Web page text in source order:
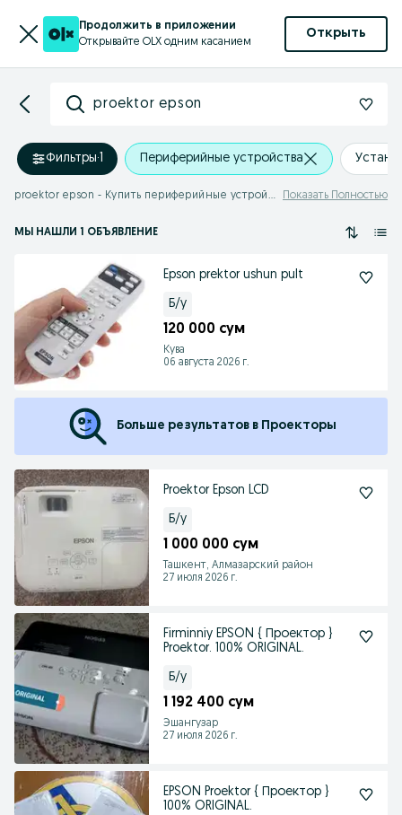
Продолжить в приложении
Открывайте OLX одним касанием
Открыть
proektor epson
Фильтры·1 Периферийные устройства
proektor epson - Купить периферийные устройства Показать Полностью
МЫ НАШЛИ 1 ОБЪЯВЛЕНИЕ
Epson prektor ushun pult
Б/у
120 000 сум
Кува
06 августа 2026 г.
Больше результатов в Проекторы
Proektor Epson LCD
Б/у
1 000 000 сум
Ташкент, Алмазарский район
27 июля 2026 г.
Firminniy EPSON { Проектор }
Proektor. 100% ORIGINAL.
Б/у
1 192 400 сум
Эшангузар
27 июля 2026 г.
EPSON Proektor { Проектор }
100% ORIGINAL.